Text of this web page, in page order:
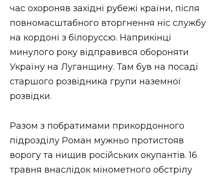
ЗАКАРПАТСЬКІ НОВИНИ
НОВИНИ ЗАХІДНОЇ УКРАЇНИ
ФОТО
ВІДЕО
час охороняв західні рубежі країни, після
повномасштабного вторгнення ніс службу
на кордоні з білоруссю. Наприкінці
минулого року відправився обороняти
Україну на Луганщину. Там був на посаді
старшого розвідника групи наземної
розвідки.
Разом з побратимами прикордонного
підрозділу Роман мужньо протистояв
ворогу та нищив російських окупантів. 16
травня внаслідок мінометного обстрілу